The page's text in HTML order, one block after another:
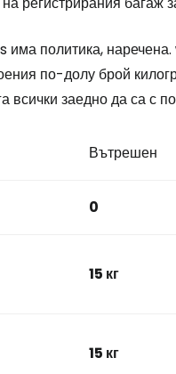
политика, наречена.
по-долу брой
всички заедно да са с
Вътрешен
0
15 кг
15 кг